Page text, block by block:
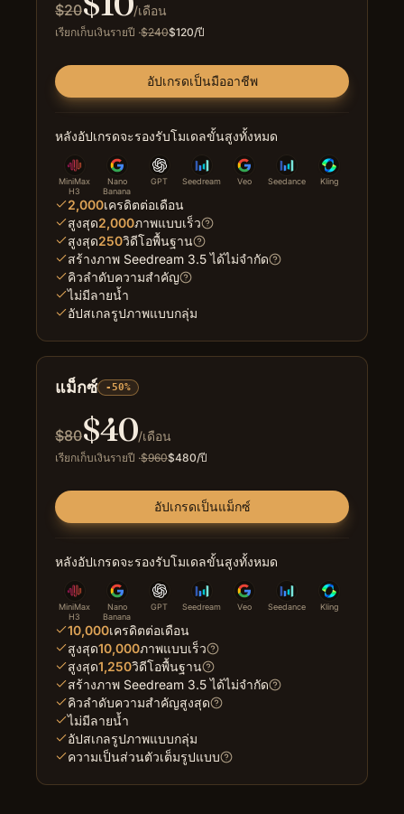
$20 /เดือน
เรียกเก็บเงินรายปี ·$240$120/ปี
อัปเกรดเป็นมืออาชีพ
หลังอัปเกรดจะรองรับโมเดลขั้นสูงทั้งหมด
MiniMax
H3
Nano
Banana
GPT Seedream Veo Seedance Kling
2,000เครดิตต่อเดือน
สูงสุด2,000ภาพแบบเร็ว
สูงสุด250วิดีโอพื้นฐาน
สร้างภาพ Seedream 3.5 ได้ไม่จำกัด
คิวลำดับความสำคัญ
ไม่มีลายน้ำ
อัปสเกลรูปภาพแบบกลุ่ม
แม็กซ์ -50%
$80$40/เดือน
เรียกเก็บเงินรายปี ·$960$480/ปี
อัปเกรดเป็นแม็กซ์
หลังอัปเกรดจะรองรับโมเดลขั้นสูงทั้งหมด
MiniMax
H3
Nano
Banana
GPT Seedream Veo Seedance Kling
10,000เครดิตต่อเดือน
สูงสุด10,000ภาพแบบเร็ว
สูงสุด1,250วิดีโอพื้นฐาน
สร้างภาพ Seedream 3.5 ได้ไม่จำกัด
คิวลำดับความสำคัญสูงสุด
ไม่มีลายน้ำ
อัปสเกลรูปภาพแบบกลุ่ม
ความเป็นส่วนตัวเต็มรูปแบบ